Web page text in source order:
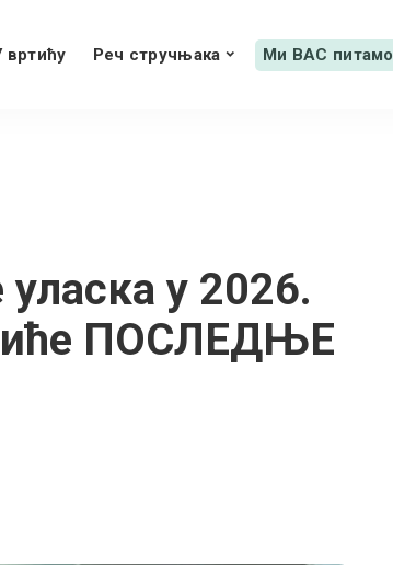
вртићу Реч стручњака Ми ВАС питамо
уласка у 2026.
ПОСЛЕДЊЕ